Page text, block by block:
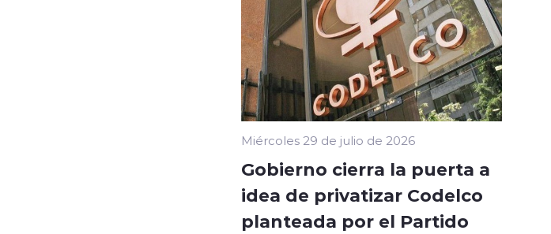
Miércoles 29 de julio de 2026
Gobierno cierra la puerta a
idea de privatizar Codelco
planteada por el Partido